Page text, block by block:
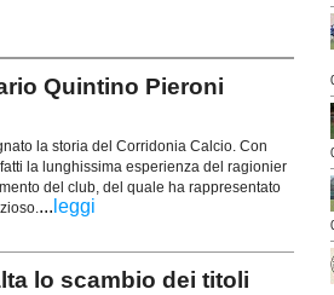
Quintino Pieroni
la storia del Corridonia Calcio. Con
la lunghissima esperienza del ragionier
del club, del quale ha rappresentato
... leggi
lo scambio dei titoli